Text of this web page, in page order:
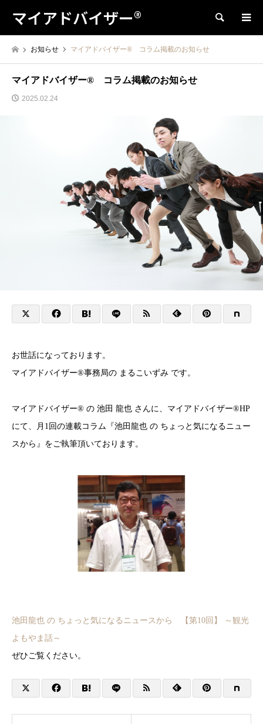
マイアドバイザー® 検索
お知らせ マイアドバイザー®︎ コラム掲載のお知らせ
マイアドバイザー®︎ コラム掲載のお知らせ
2025.02.24
お世話になっております。
マイアドバイザー®事務局の まるこいずみ です。
マイアドバイザー® の 池田 龍也 さんに、マイアドバイザー®HP
にて、月1回の連載コラム『池田龍也 の ちょっと気になるニュー
スから』をご執筆頂いております。
池田龍也 の ちょっと気になるニュースから 【第10回】 ～観光
よもやま話～
ぜひご覧ください。